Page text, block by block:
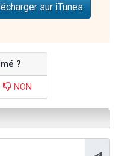
sur iTunes
?
NON